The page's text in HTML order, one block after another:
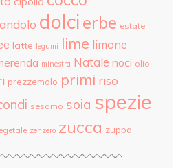
dolci erbe estate
latte legumi lime limone
minestra Natale noci olio
prezzemolo primi riso
sesamo soia spezie
zenzero zucca zuppa